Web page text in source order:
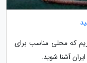
که محلی مناسب برای
آشنا شوید.